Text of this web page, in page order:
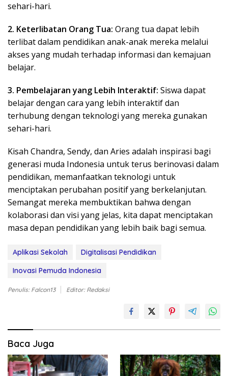
sehari-hari.
2. Keterlibatan Orang Tua: Orang tua dapat lebih
terlibat dalam pendidikan anak-anak mereka melalui
akses yang mudah terhadap informasi dan kemajuan
belajar.
3. Pembelajaran yang Lebih Interaktif: Siswa dapat
belajar dengan cara yang lebih interaktif dan
terhubung dengan teknologi yang mereka gunakan
sehari-hari.
Kisah Chandra, Sendy, dan Aries adalah inspirasi bagi
generasi muda Indonesia untuk terus berinovasi dalam
pendidikan, memanfaatkan teknologi untuk
menciptakan perubahan positif yang berkelanjutan.
Semangat mereka membuktikan bahwa dengan
kolaborasi dan visi yang jelas, kita dapat menciptakan
masa depan pendidikan yang lebih baik bagi semua.
Aplikasi Sekolah
Digitalisasi Pendidikan
Inovasi Pemuda Indonesia
Penulis: Falcon13 Editor: Redaksi
Baca Juga